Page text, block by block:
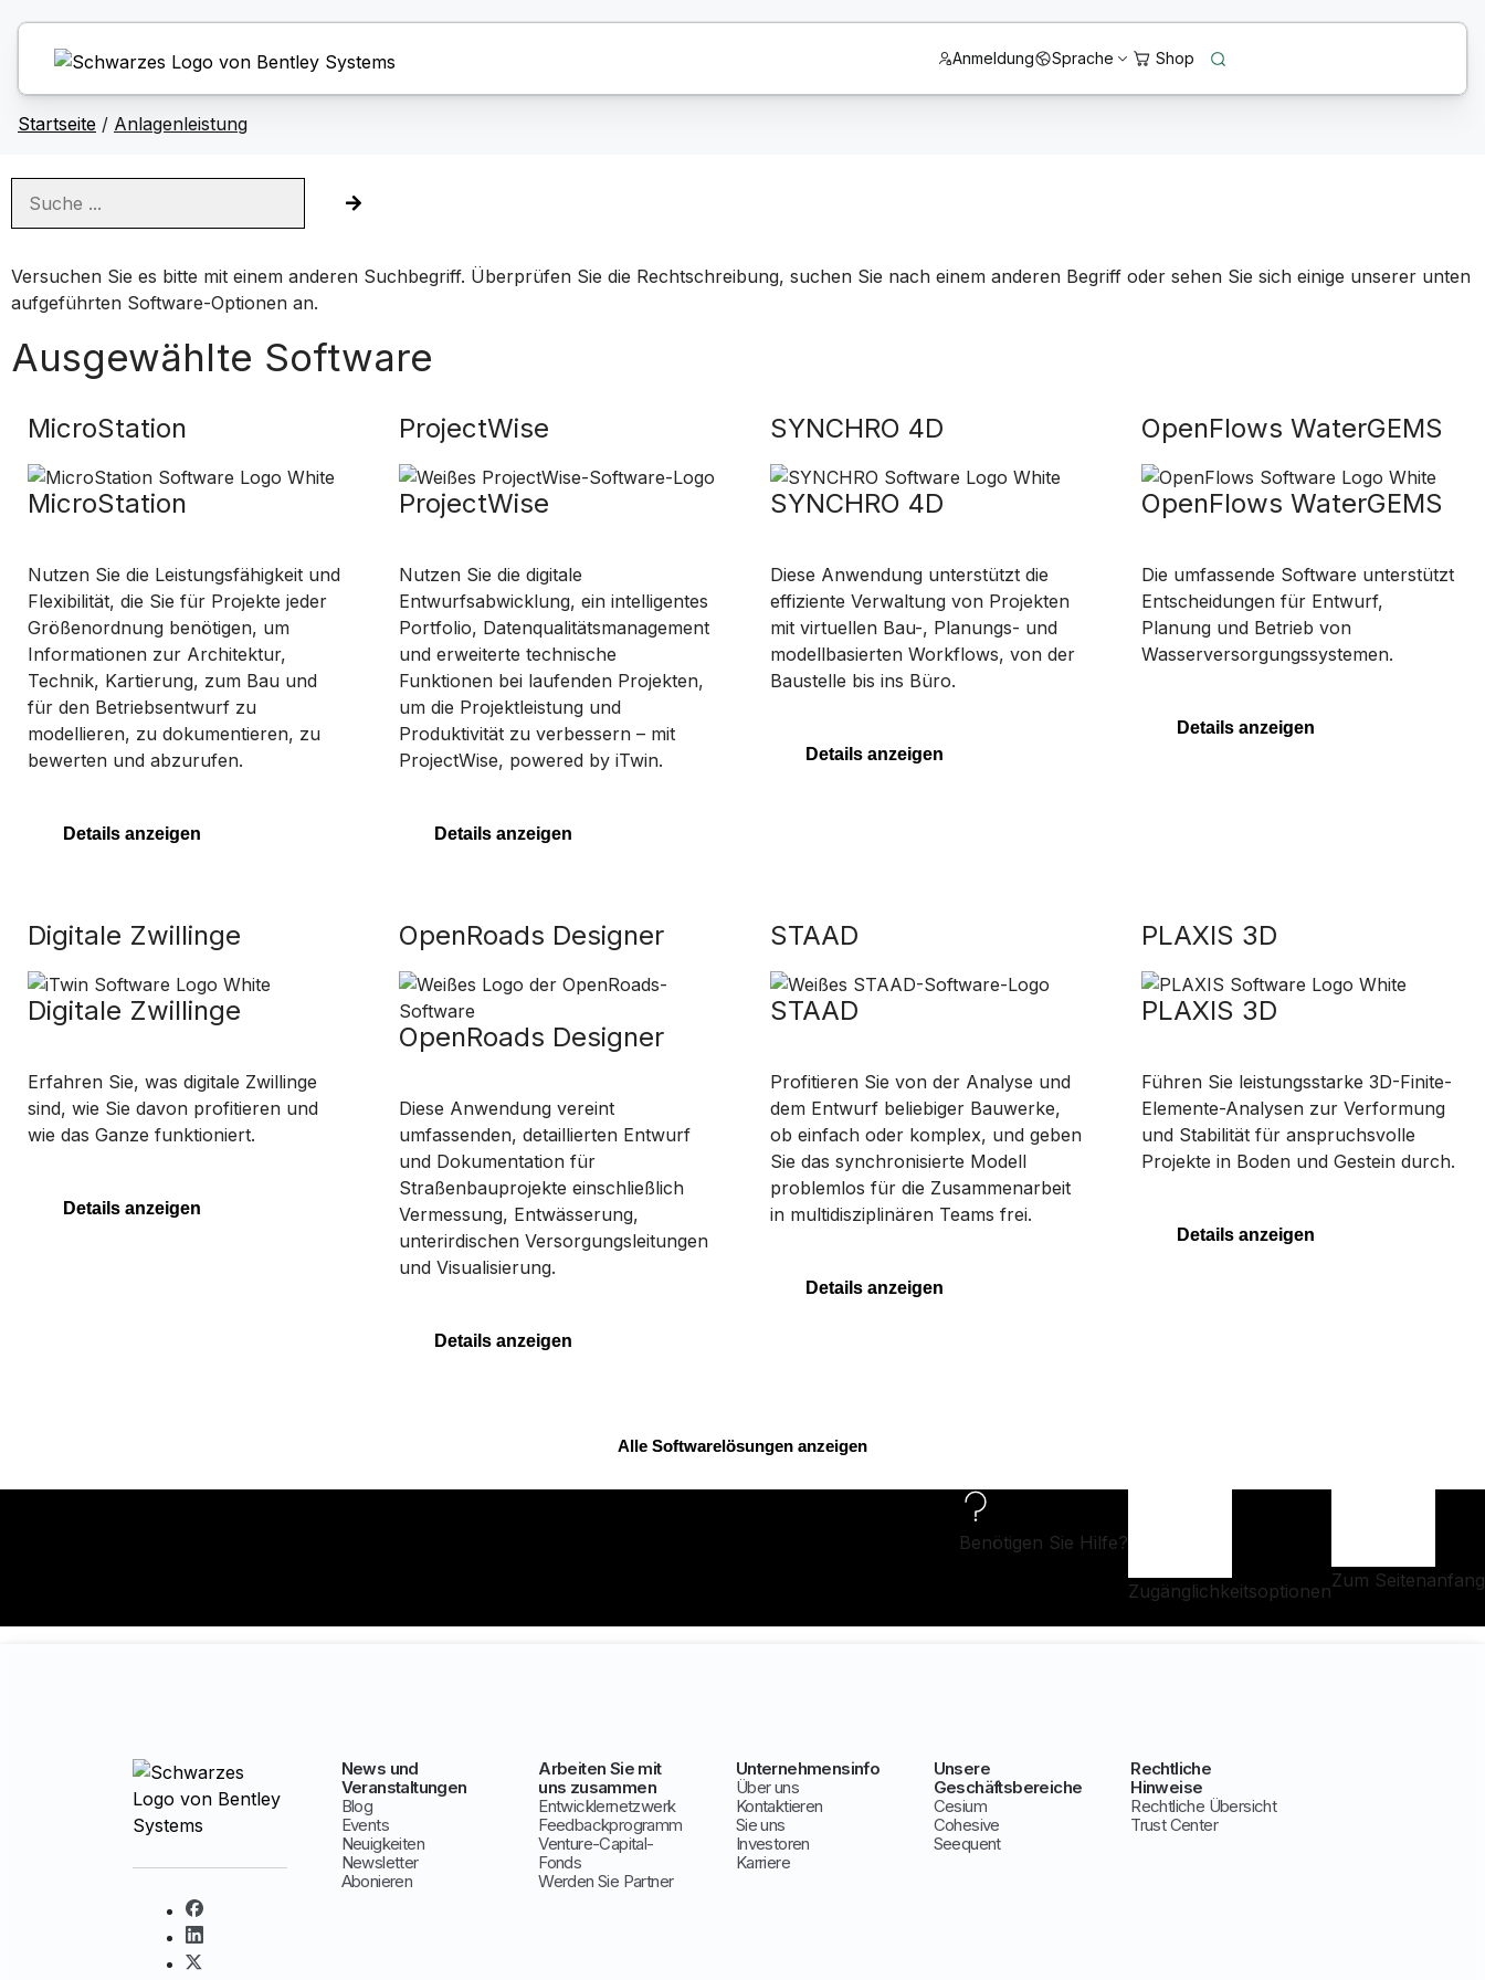
Anmeldung Sprache
Startseite / Anlagenleistung
Versuchen Sie es bitte mit einem anderen Suchbegriff. Überprüfen Sie die Rechtschreibung, suchen Sie nach einem anderen Begriff oder sehen Sie sich einige unserer unten
aufgeführten Software-Optionen an.
Ausgewählte Software
MicroStation
MicroStation
Nutzen Sie die Leistungsfähigkeit und
Flexibilität, die Sie für Projekte jeder
Größenordnung benötigen, um
Informationen zur Architektur,
Technik, Kartierung, zum Bau und
für den Betriebsentwurf zu
modellieren, zu dokumentieren, zu
bewerten und abzurufen.
Details anzeigen
ProjectWise
ProjectWise
Nutzen Sie die digitale
Entwurfsabwicklung, ein intelligentes
Portfolio, Datenqualitätsmanagement
und erweiterte technische
Funktionen bei laufenden Projekten,
um die Projektleistung und
Produktivität zu verbessern – mit
ProjectWise, powered by iTwin.
Details anzeigen
SYNCHRO 4D
SYNCHRO 4D
Diese Anwendung unterstützt die
effiziente Verwaltung von Projekten
mit virtuellen Bau-, Planungs- und
modellbasierten Workflows, von der
Baustelle bis ins Büro.
Details anzeigen
OpenFlows WaterGEMS
OpenFlows WaterGEMS
Die umfassende Software unterstützt
Entscheidungen für Entwurf,
Planung und Betrieb von
Wasserversorgungssystemen.
Details anzeigen
Digitale Zwillinge
Digitale Zwillinge
Erfahren Sie, was digitale Zwillinge
sind, wie Sie davon profitieren und
wie das Ganze funktioniert.
Details anzeigen
OpenRoads Designer
OpenRoads Designer
Diese Anwendung vereint
umfassenden, detaillierten Entwurf
und Dokumentation für
Straßenbauprojekte einschließlich
Vermessung, Entwässerung,
unterirdischen Versorgungsleitungen
und Visualisierung.
Details anzeigen
STAAD
STAAD
Profitieren Sie von der Analyse und
dem Entwurf beliebiger Bauwerke,
ob einfach oder komplex, und geben
Sie das synchronisierte Modell
problemlos für die Zusammenarbeit
in multidisziplinären Teams frei.
Details anzeigen
PLAXIS 3D
PLAXIS 3D
Führen Sie leistungsstarke 3D-Finite-
Elemente-Analysen zur Verformung
und Stabilität für anspruchsvolle
Projekte in Boden und Gestein durch.
Details anzeigen
Alle Softwarelösungen anzeigen
Benötigen Sie Hilfe?
ZugänglichkeitsoptionenZum Seitenanfang
News und
Veranstaltungen
Blog
Events
Neuigkeiten
Newsletter
Abonieren
Arbeiten Sie mit
uns zusammen
Entwicklernetzwerk
Feedbackprogramm
Venture-Capital-
Fonds
Werden Sie Partner
Unternehmensinfo
Über uns
Kontaktieren
Sie uns
Investoren
Karriere
Unsere
Geschäftsbereiche
Cesium
Cohesive
Seequent
Rechtliche
Hinweise
Rechtliche Übersicht
Trust Center